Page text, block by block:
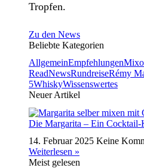
Tropfen.
Zu den News
Beliebte Kategorien
AllgemeinEmpfehlungen
ReadNewsRundreiseRémy
5WhiskyWissenswertes
Neuer Artikel
Die Margarita – Ein Cocktail-
14. Februar 2025 Keine
Weiterlesen »
Meist gelesen